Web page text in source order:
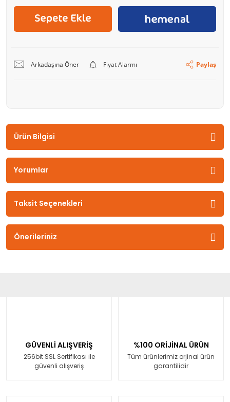
Arkadaşına Öner Fiyat Alarmı Paylaş
Ürün Bilgisi
Yorumlar
Taksit Seçenekleri
Önerileriniz
GÜVENLİ ALIŞVERİŞ
256bit SSL Sertifikası ile
güvenli alışveriş
%100 ORİJİNAL ÜRÜN
Tüm ürünlerimiz orjinal ürün
garantilidir